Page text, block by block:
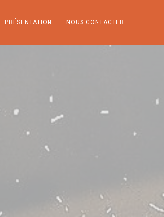
PRÉSENTATION NOUS CONTACTER